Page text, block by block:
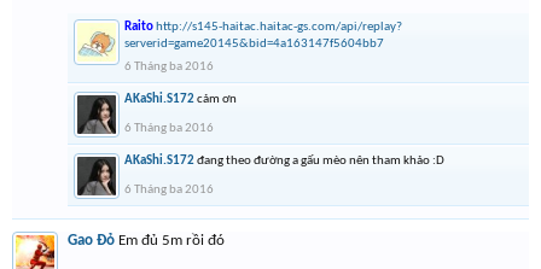
Raito http://s145-haitac.haitac-gs.com/api/replay?
serverid=game20145&bid=4a163147f5604bb7
6 Tháng ba 2016
AKaShi.S172cảm ơn
6 Tháng ba 2016
AKaShi.S172đang theo đường a gấu mèo nên tham khảo :D
6 Tháng ba 2016
Gao Đỏ Em đủ 5m rồi đó